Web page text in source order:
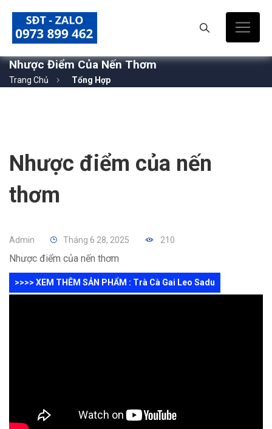
Nhược Điểm Của Nến Thơm
Trang Chủ Tổng Hợp
Nhược điểm của nến
thơm
Admin Tháng 6 28, 2025 210
Nhược điểm của nến thơm
>>>> XEM THÊM SẢN PHẨM : Trà Cà Gai Leo Sadu